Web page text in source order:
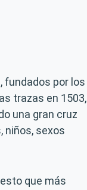
fundados por los
trazas en 1503,
una gran cruz
niños, sexos
que más